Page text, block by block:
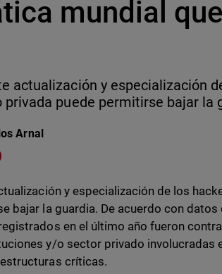
mundial
actualización y especialización
puede permitirse bajar la
Arnal
X
Share on Reddit
y especialización de los
bajar la guardia. De acuerdo con
en el último año fueron
y/o sector privado involucradas
críticas.